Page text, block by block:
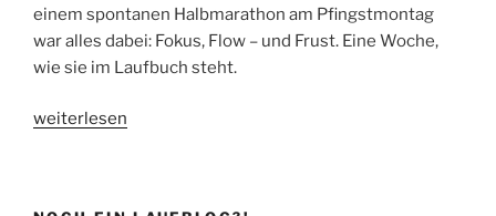
einem spontanen Halbmarathon am Pfingstmontag
war alles dabei: Fokus, Flow – und Frust. Eine Woche,
wie sie im Laufbuch steht.
„Laufwoche
weiterlesen